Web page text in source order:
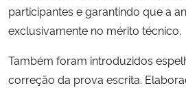
participantes e garantindo que a
exclusivamente no mérito técnico.
Também foram introduzidos
correção da prova escrita.